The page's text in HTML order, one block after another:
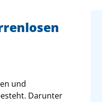
und
Darunter